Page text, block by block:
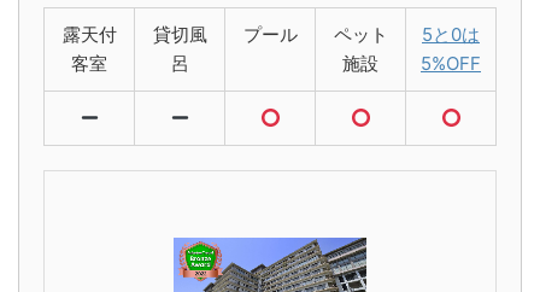
露天付
客室
貸切風
呂
プール
ペット
施設
5と0は
5%OFF